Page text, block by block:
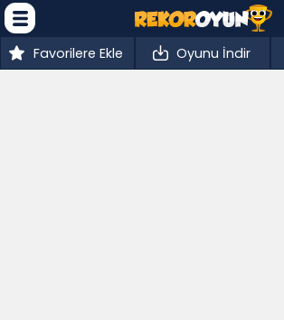
Favorilere Ekle Oyunu İndir